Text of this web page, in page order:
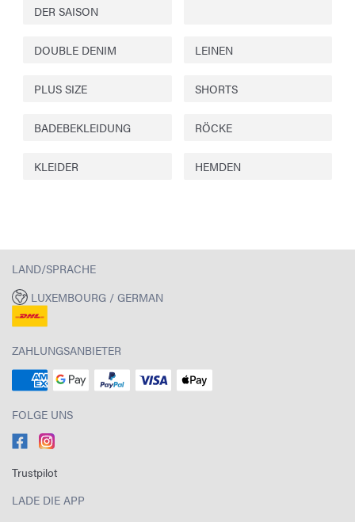
DER SAISON
DOUBLE DENIM LEINEN
PLUS SIZE SHORTS
BADEBEKLEIDUNG RÖCKE
KLEIDER HEMDEN
LAND/SPRACHE
LUXEMBOURG / GERMAN
ZAHLUNGSANBIETER
FOLGE UNS
Trustpilot
LADE DIE APP